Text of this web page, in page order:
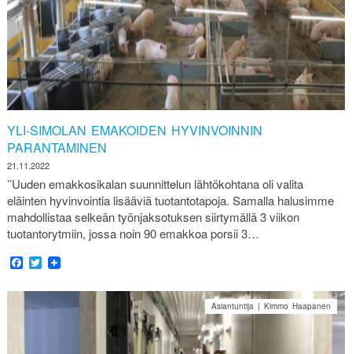
YLI-SIMOLAN EMAKOIDEN HYVINVOINNIN
PARANTAMINEN
21.11.2022
’’Uuden emakkosikalan suunnittelun lähtökohtana oli valita
eläinten hyvinvointia lisääviä tuotantotapoja. Samalla halusimme
mahdollistaa selkeän työnjaksotuksen siirtymällä 3 viikon
tuotantorytmiin, jossa noin 90 emakkoa porsii 3…
Facebook
Twitter
Asiantuntija | Kimmo Haapanen